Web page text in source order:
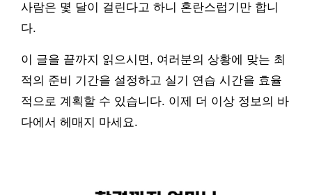
사람은 몇 달이 걸린다고 하니 혼란스럽기만 합니
다.
이 글을 끝까지 읽으시면, 여러분의 상황에 맞는 최
적의 준비 기간을 설정하고 실기 연습 시간을 효율
적으로 계획할 수 있습니다. 이제 더 이상 정보의 바
다에서 헤매지 마세요.